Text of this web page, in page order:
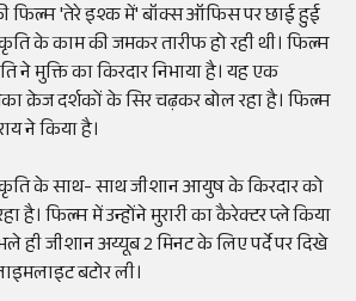
फिल्म 'तेरे इश्क में'बॉक्सऑफिस पर छाई हुई
के काम की जमकर तारीफ हो रही थी। फिल्म
मुक्ति का किरदार निभाया है। यह एक
क्रेजदर्शकों के सिर चढ़कर बोल रहा है। फिल्म
ने किया है।
के साथ- साथजीशानआयुष के किरदार को
है।फिल्म में उन्होंनेमुरारीकाकैरेक्टर प्लेकिया
हीजीशानअय्यूब2 मिनट के लिए पर्दे पर दिखे
बटोर ली।